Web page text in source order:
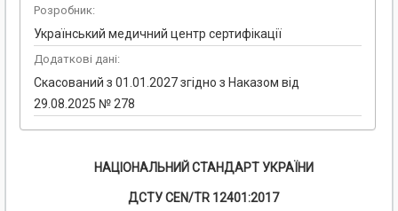
Розробник:
Український медичний центр сертифікації
Додаткові дані:
Скасований з 01.01.2027 згідно з Наказом від
29.08.2025 № 278
НАЦІОНАЛЬНИЙ СТАНДАРТ УКРАЇНИ
ДСТУ CEN/TR 12401:2017